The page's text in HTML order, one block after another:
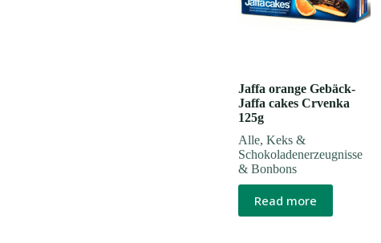
Jaffa orange Gebäck-
Jaffa cakes Crvenka
125g
Alle, Keks &
Schokoladenerzeugnisse
& Bonbons
Read more